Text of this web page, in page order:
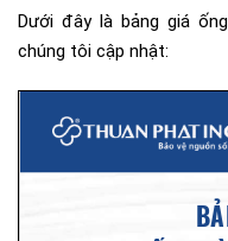
Dưới đây là bảng giá
chúng tôi cập nhật: